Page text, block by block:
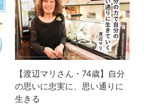
【渡辺マリさん・74歳】自分
の思いに忠実に、思い通りに
生きる